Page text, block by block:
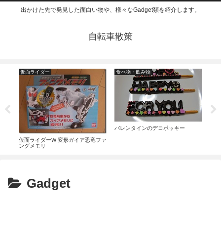
出かけた先で発見した面白い物や、様々なGadget類を紹介します。
自転車散策
仮面ライダー
仮面ライダーW 変形ガイア恐竜ファ
ングメモリ
食べ物・飲み物
バレンタインのデコポッキー
Gadget